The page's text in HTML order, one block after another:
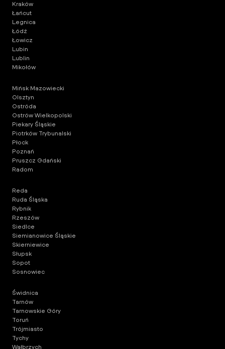
Kraków
Łańcut
Legnica
Łódź
Łowicz
Lubin
Lublin
Mikołów
Mińsk Mazowiecki
Olsztyn
Ostróda
Ostrów Wielkopolski
Piekary Śląskie
Piotrków Trybunalski
Płock
Poznań
Pruszcz Gdański
Radom
Reda
Ruda Śląska
Rybnik
Rzeszów
Siedlce
Siemianowice Śląskie
Skierniewice
Słupsk
Sopot
Sosnowiec
Świdnica
Tarnów
Tarnowskie Góry
Toruń
Trójmiasto
Tychy
Wałbrzych